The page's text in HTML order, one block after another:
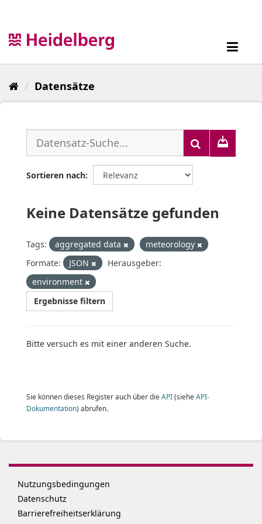
Datensätze
Sortieren nach
Keine Datensätze gefunden
Tags: aggregated data
meteorology
Formate:
JSON
Herausgeber:
environment
Ergebnisse filtern
Bitte versuch es mit einer anderen Suche.
Sie können dieses Register auch über die API(siehe API-
Dokumentation) abrufen.
Nutzungsbedingungen
Datenschutz
Barrierefreiheitserklärung